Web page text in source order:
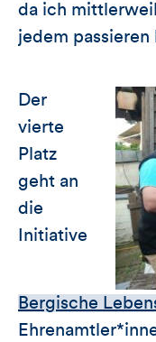
da ich
jedem passieren
Der
vierte
Platz
geht an
die
Initiative
Bergische